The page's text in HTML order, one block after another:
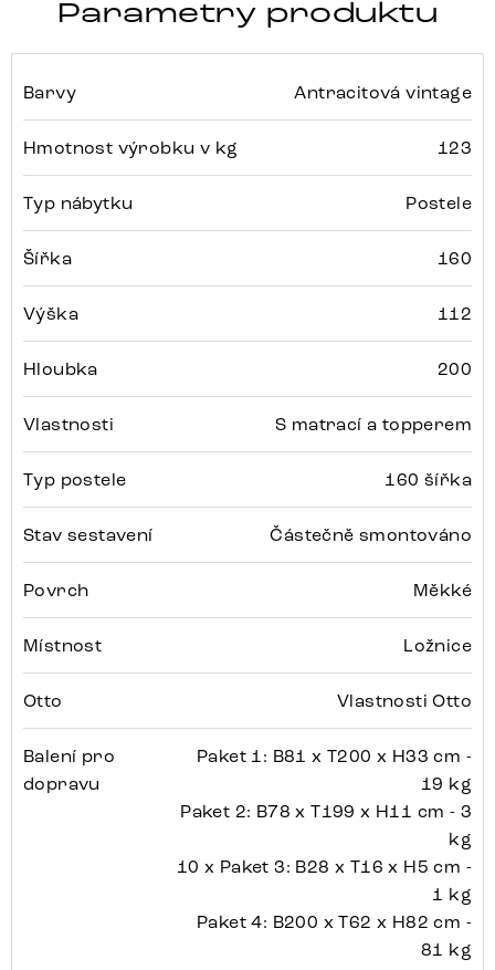
Parametry produktu
Barvy Antracitová vintage
Hmotnost výrobku v kg 123
Typ nábytku Postele
Šířka 160
Výška 112
Hloubka 200
Vlastnosti S matrací a topperem
Typ postele 160 šířka
Stav sestavení Částečně smontováno
Povrch Měkké
Místnost Ložnice
Otto Vlastnosti Otto
Balení pro
dopravu
Paket 1: B81 x T200 x H33 cm -
19 kg
Paket 2: B78 x T199 x H11 cm - 3
kg
10 x Paket 3: B28 x T16 x H5 cm -
1 kg
Paket 4: B200 x T62 x H82 cm -
81 kg